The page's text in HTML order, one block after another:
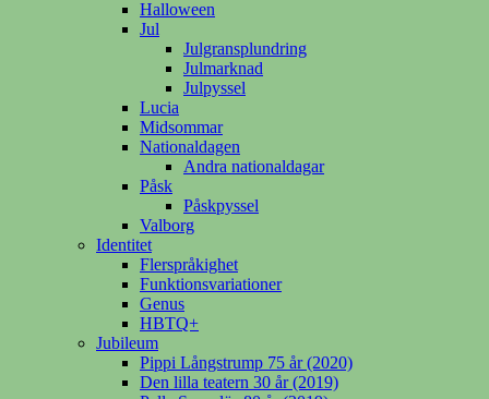
Halloween
Jul
Julgransplundring
Julmarknad
Julpyssel
Lucia
Midsommar
Nationaldagen
Andra nationaldagar
Påsk
Påskpyssel
Valborg
Identitet
Flerspråkighet
Funktionsvariationer
Genus
HBTQ+
Jubileum
Pippi Långstrump 75 år (2020)
Den lilla teatern 30 år (2019)